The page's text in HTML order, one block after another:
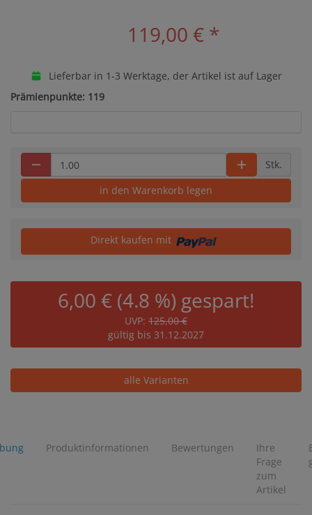
119,00 € *
Lieferbar in 1-3 Werktage, der Artikel ist auf Lager
Prämienpunkte: 119
Stk.
in den Warenkorb legen
Direkt kaufen mit
6,00 € (4.8 %) gespart!
UVP: 125,00 €
gültig bis 31.12.2027
alle Varianten
Produktinformationen Bewertungen
Ihre
Frage
zum
Artikel